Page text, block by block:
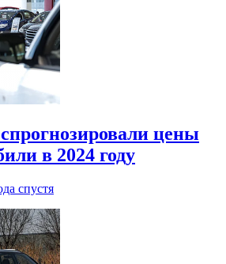
цены
в 2024 году
спустя